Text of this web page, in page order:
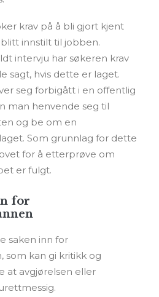
krav på å bli gjort kjent
innstilt til jobben.
intervju har søkeren krav
sagt, hvis dette er laget.
seg forbigått i en offentlig
man henvende seg til
og be om en
Som grunnlag for dette
for å etterprøve om
er fulgt.
for
saken inn for
som kan gi kritikk og
at avgjørelsen eller